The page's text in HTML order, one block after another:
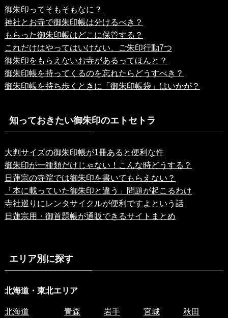
御朱印ってそもそもなに？
神社とお寺で御朱印帳は分けるべき？
もらった御朱印帳はどこに保管する？
これだけはやってはいけない、ご朱印行動7つ
御朱印をもらえないお寺があるってほんと？
御朱印帳を持ってくるのを忘れたらどうすべき？
御朱印帳を持ち歩くときに「御朱印帳袋」はいかが？
知っておきたい御朱印のエトセトラ
大判サイズの御朱印帳が1冊あると便利な件
御朱印が一種類だけじゃない！こんな時どうする？
日蓮宗の寺院では御朱印を書いてもらえない？
「本に載っていた御朱印と違う」問題が起こるわけ
寺社巡りにレンタサイクルが便利ですよという話
日蓮宗用・御首題帳が通販できるサイトまとめ
エリア別に探す
北海道・東北エリア
北海道 青森 岩手 宮城
秋田